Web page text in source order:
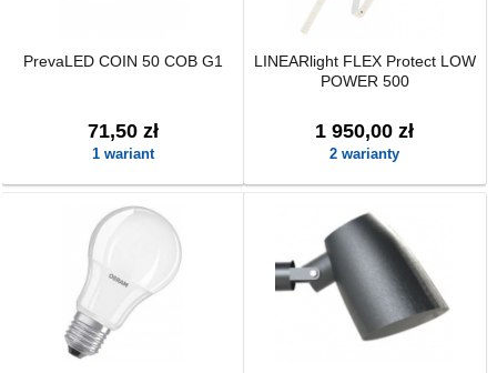
PrevaLED COIN 50 COB G1
71,50 zł
1 wariant
LINEARlight FLEX Protect LOW
POWER 500
1 950,00 zł
2 warianty